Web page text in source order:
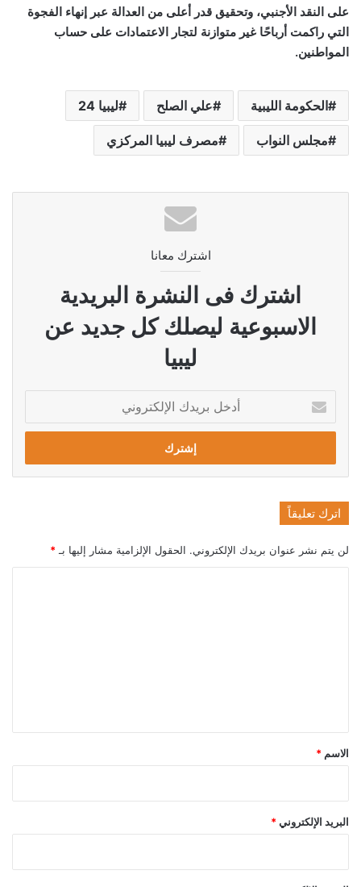
على النقد الأجنبي، وتحقيق قدر أعلى من العدالة عبر إنهاء الفجوة
التي راكمت أرباحًا غير متوازنة لتجار الاعتمادات على حساب
المواطنين.
الحكومة الليبية علي الصلح ليبيا 24
مجلس النواب مصرف ليبيا المركزي
اشترك معانا
اشترك فى النشرة البريدية
الاسبوعية ليصلك كل جديد عن
ليبيا
بريدك
الإلكتروني
اترك تعليقاً
لن يتم نشر عنوان بريدك الإلكتروني. الحقول الإلزامية مشار إليها بـ *
*
الاسم *
البريد الإلكتروني *